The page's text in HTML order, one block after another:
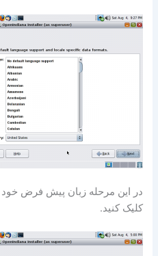
کلیک کنید.